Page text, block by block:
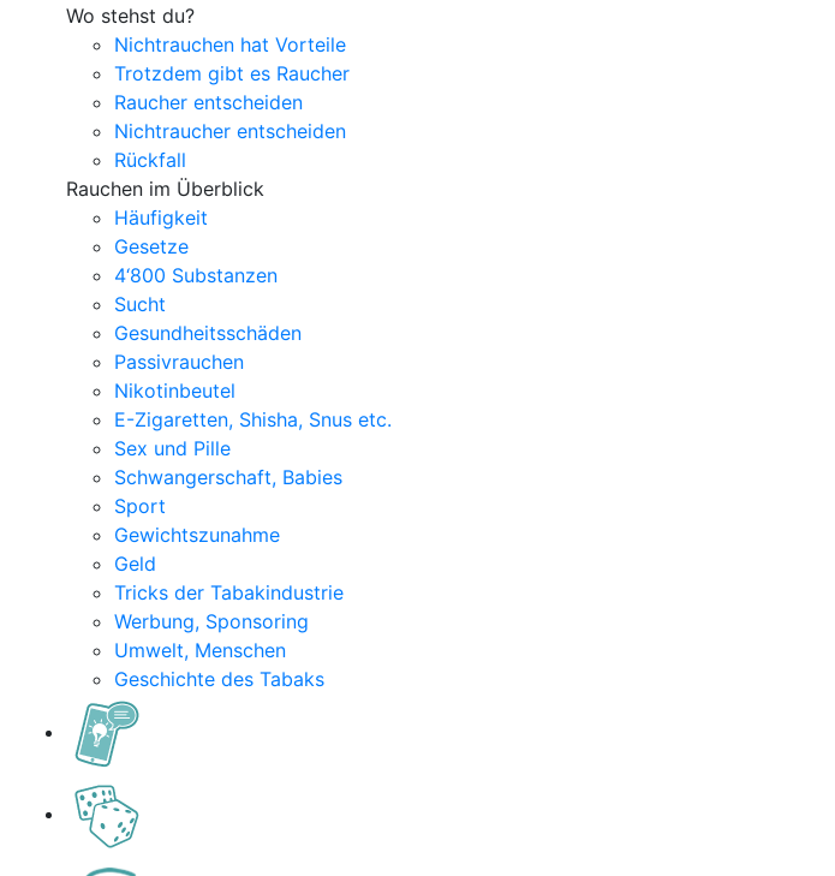
Wo stehst du?
Nichtrauchen hat Vorteile
Trotzdem gibt es Raucher
Raucher entscheiden
Nichtraucher entscheiden
Rückfall
Rauchen im Überblick
Häufigkeit
Gesetze
4‘800 Substanzen
Sucht
Gesundheitsschäden
Passivrauchen
Nikotinbeutel
E-Zigaretten, Shisha, Snus etc.
Sex und Pille
Schwangerschaft, Babies
Sport
Gewichtszunahme
Geld
Tricks der Tabakindustrie
Werbung, Sponsoring
Umwelt, Menschen
Geschichte des Tabaks